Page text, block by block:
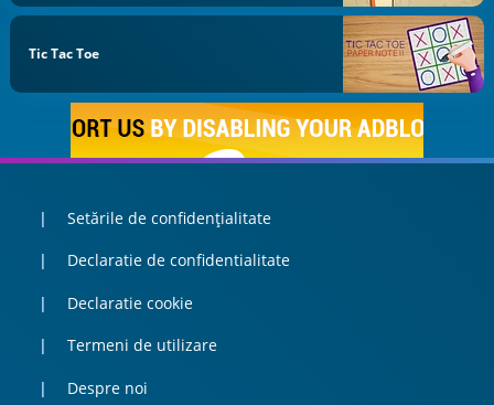
Tic Tac Toe
Setările de confidențialitate
Declaratie de confidentialitate
Declaratie cookie
Termeni de utilizare
Despre noi